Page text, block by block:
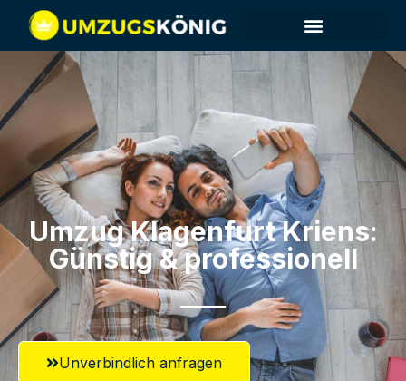
Umzug Klagenfurt​ Kriens:
Günstig & professionell​
Unverbindlich anfragen